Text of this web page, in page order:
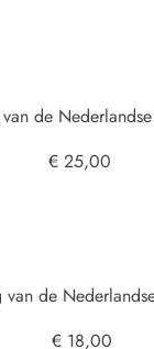
de
€ 25,00
de
€ 18,00